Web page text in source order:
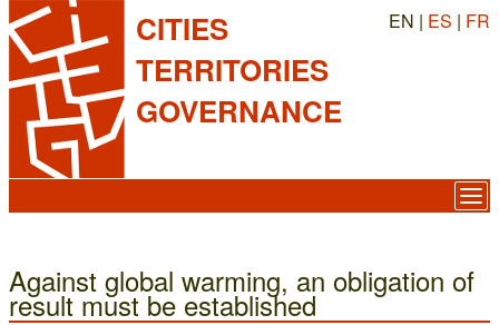
CITIES
TERRITORIES
GOVERNANCE
EN | ES | FR
Against global warming, an obligation of
result must be established